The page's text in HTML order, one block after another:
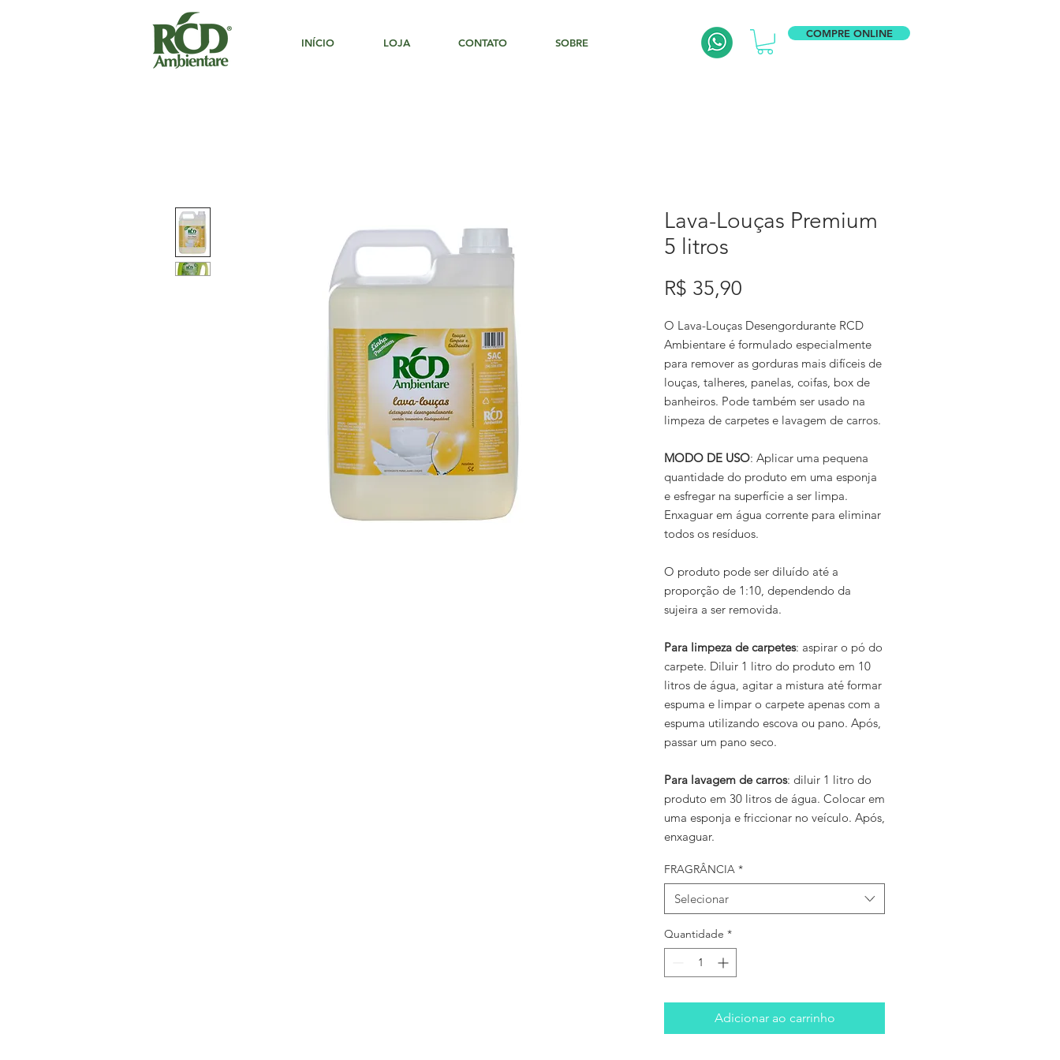
INÍCIO LOJA CONTATO SOBRE
COMPRE ONLINE
Lava-Louças Premium
5 litros
R$ 35,90
O Lava-Louças Desengordurante RCD
Ambientare é formulado especialmente
para remover as gorduras mais difíceis de
louças, talheres, panelas, coifas, box de
banheiros. Pode também ser usado na
limpeza de carpetes e lavagem de carros.
MODO DE USO: Aplicar uma pequena
quantidade do produto em uma esponja
e esfregar na superfície a ser limpa.
Enxaguar em água corrente para eliminar
todos os resíduos.
O produto pode ser diluído até a
proporção de 1:10, dependendo da
sujeira a ser removida.
Para limpeza de carpetes: aspirar o pó do
carpete. Diluir 1 litro do produto em 10
litros de água, agitar a mistura até formar
espuma e limpar o carpete apenas com a
espuma utilizando escova ou pano. Após,
passar um pano seco.
Para lavagem de carros: diluir 1 litro do
produto em 30 litros de água. Colocar em
uma esponja e friccionar no veículo. Após,
enxaguar.
FRAGRÂNCIA *
Selecionar
Quantidade *
Adicionar ao carrinho